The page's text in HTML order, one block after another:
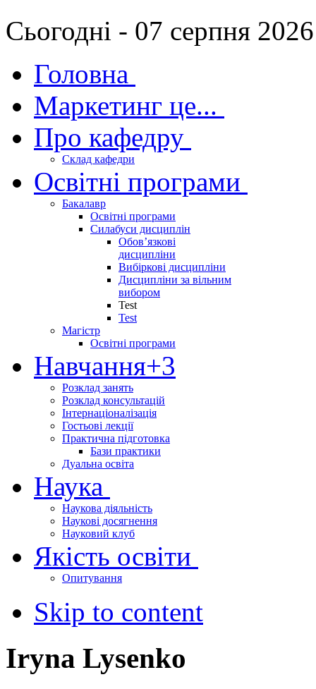
Сьогодні - 07 серпня
Головна
Маркетинг це...
Про кафедру
Склад кафедри
Освітні програми
Бакалавр
Освітні програми
Силабуси дисциплін
Обов’язкові
дисципліни
Вибіркові дисципліни
Дисципліни за вільним
вибором
Test
Test
Магістр
Освітні програми
Навчання+3
Розклад занять
Розклад консультацій
Інтернаціоналізація
Гостьові лекції
Практична підготовка
Бази практики
Дуальна освіта
Наука
Наукова діяльність
Наукові досягнення
Науковий клуб
Якість освіти
Опитування
Skip to content
Iryna Lysenko